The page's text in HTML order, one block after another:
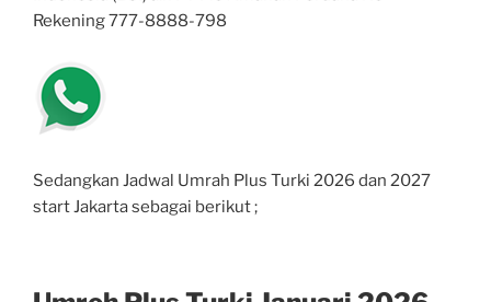
Rekening 777-8888-798
Sedangkan Jadwal Umrah Plus Turki 2026 dan 2027
start Jakarta sebagai berikut ;